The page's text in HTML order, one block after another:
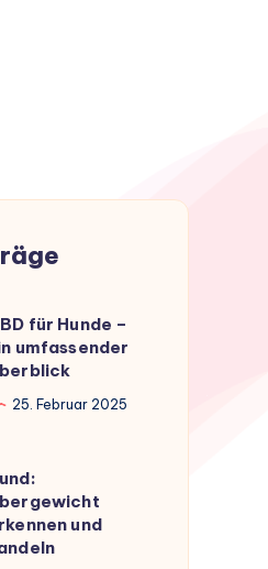
für Hunde –
umfassender
25. Februar 2025
und